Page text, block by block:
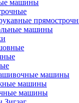
машины
машины
машины
машины
машины